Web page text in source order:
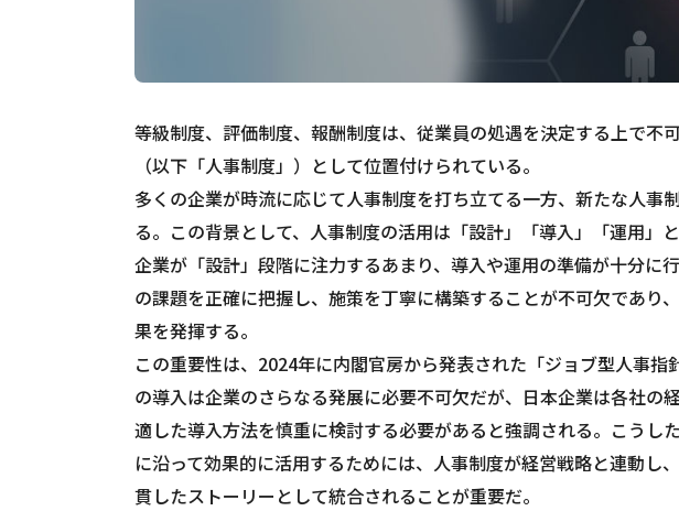
等級制度、評価制度、報酬制度は、従業員の処遇を決定する上で不
（以下「人事制度」）として位置付けられている。
多くの企業が時流に応じて人事制度を打ち立てる一方、新たな人事
る。この背景として、人事制度の活用は「設計」「導入」「運用」
企業が「設計」段階に注力するあまり、導入や運用の準備が十分に
の課題を正確に把握し、施策を丁寧に構築することが不可欠であり
果を発揮する。
この重要性は、2024年に内閣官房から発表された「ジョブ型人事
の導入は企業のさらなる発展に必要不可欠だが、日本企業は各社の
適した導入方法を慎重に検討する必要があると強調される。こうし
に沿って効果的に活用するためには、人事制度が経営戦略と連動し
貫したストーリーとして統合されることが重要だ。